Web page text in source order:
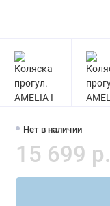
Нет в наличии
15 699 р.